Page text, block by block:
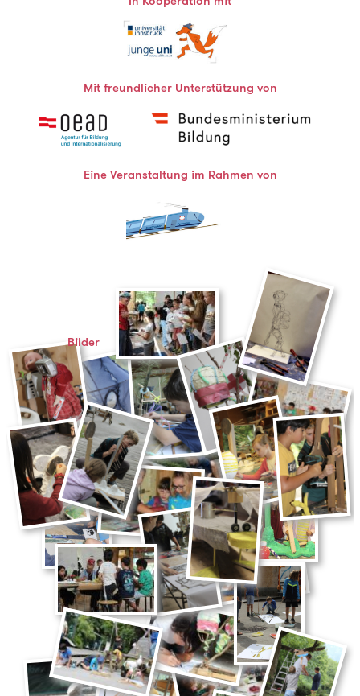
Mit freundlicher Unterstützung von
Eine Veranstaltung im Rahmen von
Bilder